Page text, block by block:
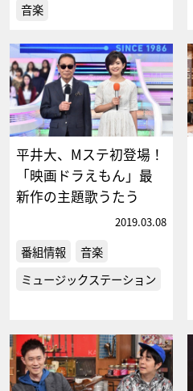
音楽
平井大、Mステ初登場！
「映画ドラえもん」最
新作の主題歌うたう
2019.03.08
番組情報
音楽
ミュージックステーション